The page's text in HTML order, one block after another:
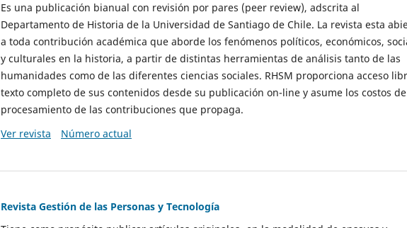
Es una publicación bianual con revisión por pares (peer review), adscrita al
Departamento de Historia de la Universidad de Santiago de Chile. La revista esta
a toda contribución académica que aborde los fenómenos políticos, económicos,
y culturales en la historia, a partir de distintas herramientas de análisis tanto de las
humanidades como de las diferentes ciencias sociales. RHSM proporciona acceso
texto completo de sus contenidos desde su publicación on-line y asume los costos de
procesamiento de las contribuciones que propaga.
Ver revista
Número actual
Revista Gestión de las Personas y Tecnología